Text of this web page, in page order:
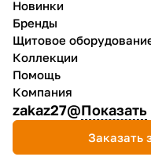
Новинки
Бренды
Щитовое
Коллекции
Помощь
Компания
zakaz27@Показать
Заказать